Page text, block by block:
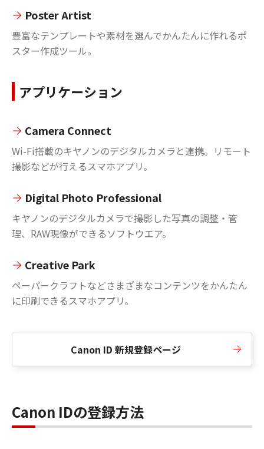
Poster Artist
豊富なテンプレートや素材を選んでかんたんに作れるポ
スター作成ツール。
アプリケーション
Camera Connect
Wi-Fi搭載のキヤノンのデジタルカメラと連携。リモート
撮影などが行えるスマホアプリ。
Digital Photo Professional
キヤノンのデジタルカメラで撮影した写真の調整・管
理、RAW現像ができるソフトウエア。
Creative Park
ペーパークラフトなどさまざまなコンテンツをかんたん
に印刷できるスマホアプリ。
Canon ID 新規登録ページ
Canon IDの登録方法